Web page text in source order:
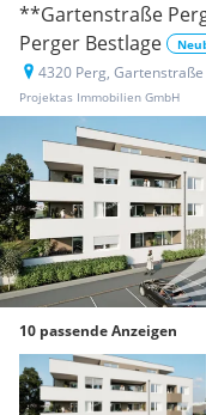
**Gartenstraße
Perger Bestlage
4320 Perg, Gartenstraße
Projektas Immobilien GmbH
10 passende Anzeigen